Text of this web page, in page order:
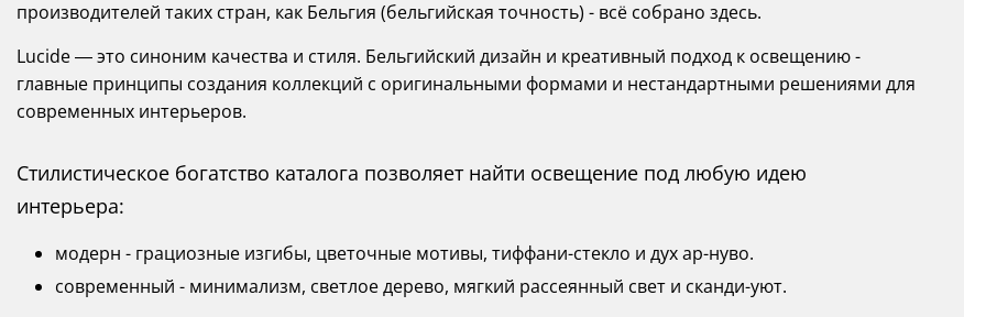
производителей таких стран, как Бельгия (бельгийская точность) - всё собрано здесь.
Lucide — это синоним качества и стиля. Бельгийский дизайн и креативный подход к освещению -
главные принципы создания коллекций с оригинальными формами и нестандартными решениями для
современных интерьеров.
Стилистическое богатство каталога позволяет найти освещение под любую идею
интерьера:
модерн - грациозные изгибы, цветочные мотивы, тиффани-стекло и дух ар-нуво.
современный - минимализм, светлое дерево, мягкий рассеянный свет и сканди-уют.